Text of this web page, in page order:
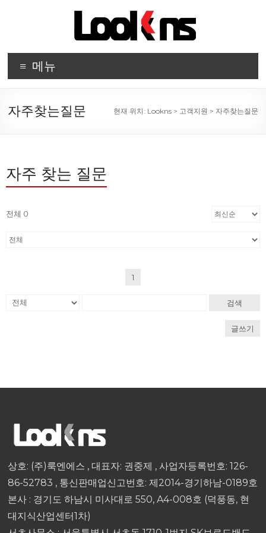
메뉴
자주찾는질문 현재 위치: Lookns> 고객지원 > 자주찾는질문
자주 찾는 질문
전체 0
1
검색
글쓰기
상호: (주)룩엔에스 , 대표자: 권중제 , 사업자등록번호: 126-
86-52783 , 통신판매업신고번호: 제2014-경기하남-0189호
본사 : 경기도 하남시 미사대로 550, A4-008호 (덕풍동, 현
대지식산업센터1차)